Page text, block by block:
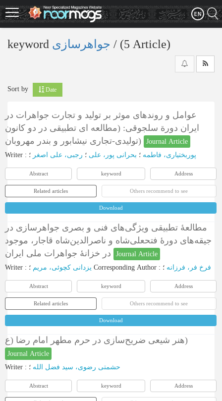
Skip
to
main
keyword ‎/ (5 Article)
Sort by Date
عوامل و روندهای موثر بر تولید و تجارت جواهرات در
ایران دورة سلجوقی: (مطالعه ای تطبیقی در دو کانون
تولیدی-تجاری نیشابور و بندر مهروبان)
Journal Article
Writer : پوربختیاری، فاطمه ؛ بحرانی پور، علی ؛ رجبی، علی اصغر ؛
Abstract keyword Address
Related articles Others recommend to see
Download
مطالعۀ تطبیقی ویژگی‌های فنی و بصری جواهرسازی در
جیقه‌های دورۀ فتحعلی‌شاه و ناصرالدین‌شاه قاجار، موجود
Journal Article
Writer : یزدانی کچوئی، مریم Corresponding Author : فرخ فر، فرزانه ؛
Abstract keyword Address
Related articles Others recommend to see
Download
هنر شیعی ضریح‌سازی در حرم مطهر امام رضا (ع)
Journal Article
Writer : حشمتی رضوی، سید فضل الله ؛
Abstract keyword Address